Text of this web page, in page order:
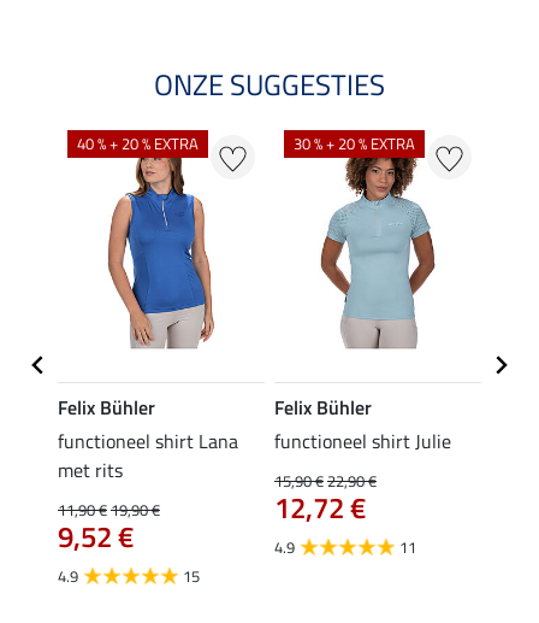
ONZE SUGGESTIES
40 % + 20 % EXTRA
Felix Bühler
functioneel shirt Lana
met rits
11,90 €19,90 €
9,52 €
4.9 15
30 % + 20 % EXTRA
Felix Bühler
functioneel shirt Julie
15,90 €22,90 €
12,72 €
4.9 11